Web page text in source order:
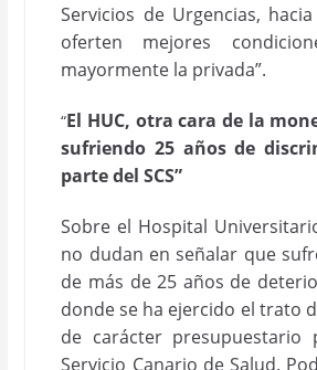
Servicios de Urgencias,
oferten mejores
mayormente la privada”.
“El HUC, otra cara de la
sufriendo 25 años de
parte del SCS”
Sobre el Hospital
no dudan en señalar que
de más de 25 años de
donde se ha ejercido el trato
de carácter presupuestario
Servicio Canario de Salud.